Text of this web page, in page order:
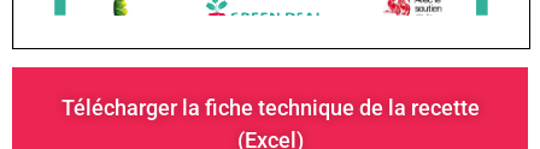
Télécharger la fiche technique de la recette
(Excel)